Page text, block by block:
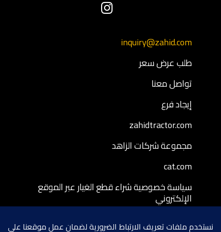
inquiry@zahid.com
طلب عرض سعر
تواصل معنا
إيجاد فرع
zahidtractor.com
مجموعة شركات الزاهد
cat.com
سياسة خصوصية شراء قطع الغيار عبر الموقع
الإلكتروني